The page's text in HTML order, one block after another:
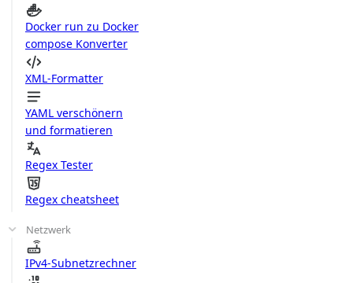
Docker run zu Docker
compose Konverter
XML-Formatter
YAML verschönern
und formatieren
Regex Tester
Regex cheatsheet
Netzwerk
IPv4-Subnetzrechner